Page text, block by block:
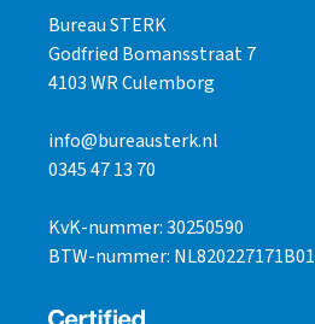
Bureau STERK
Godfried Bomansstraat 7
4103 WR Culemborg
info@bureausterk.nl
0345 47 13 70
KvK-nummer: 30250590
BTW-nummer: NL820227171B01